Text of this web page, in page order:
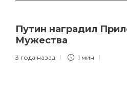
Путин наградил
Мужества
3 года назад 1 мин